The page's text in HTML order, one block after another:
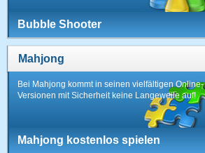
Bubble Shooter
Mahjong
Bei Mahjong kommt in seinen vielfältigen Online-
Versionen mit Sicherheit keine Langeweile auf!
Mahjong kostenlos spielen